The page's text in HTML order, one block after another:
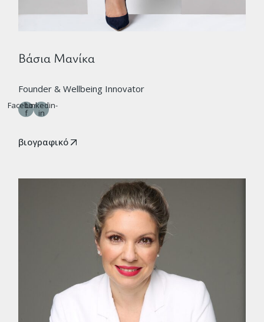
Βάσια Μανίκα
Founder & Wellbeing Innovator
Facebook-
f
Linkedin-
in
βιογραφικό